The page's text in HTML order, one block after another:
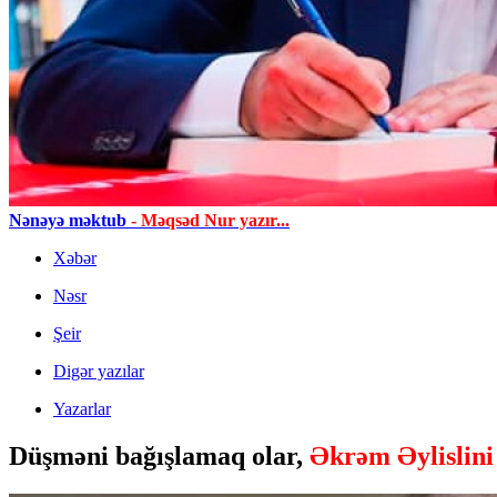
Nənəyə məktub - Məqsəd Nur yazır...
Xəbər
Nəsr
Şeir
Digər yazılar
Yazarlar
Düşməni bağışlamaq olar, Əkrəm Əylislini